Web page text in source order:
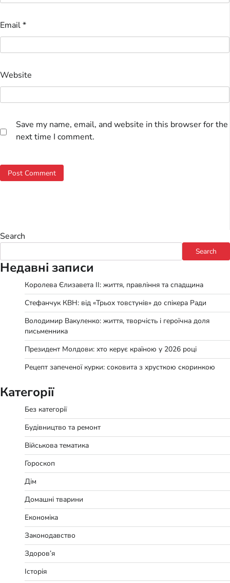
Email*
Website
Save my name, email, and website in this browser for the
next time I comment.
Search
Search
Недавні записи
Королева Єлизавета II: життя, правління та спадщина
Стефанчук КВН: від «Трьох товстунів» до спікера Ради
Володимир Вакуленко: життя, творчість і героїчна доля
письменника
Президент Молдови: хто керує країною у 2026 році
Рецепт запеченої курки: соковита з хрусткою скоринкою
Категорії
Без категорії
Будівництво та ремонт
Військова тематика
Гороскоп
Дім
Домашні тварини
Економіка
Законодавство
Здоров’я
Історія